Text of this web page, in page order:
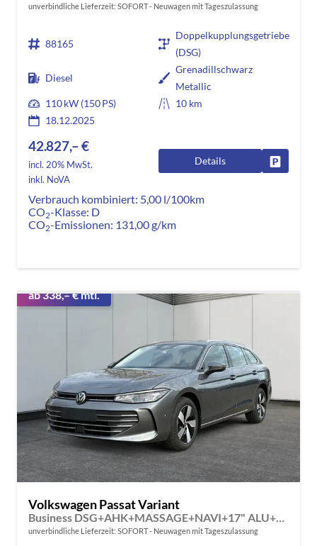
unverbindliche Lieferzeit: SOFORT Neuwagen mit Tageszulassung
88165
Doppelkupplungsgetriebe
(DSG)
Diesel
Grenadillschwarz
Metallic
110 kW (150 PS)
10 km
18.12.2025
42.827,– €
incl. 20% MwSt.
inkl. NoVA
Details
Verbrauch kombiniert: 5,00 l/100km
CO2-Klasse: D
CO2-Emissionen: 131,00 g/km
ab 338,– € mtl.
Volkswagen Passat Variant
Business DSG+AHK+MASSAGE+NAVI+17" ALU+ACC+KAMERA+LED
unverbindliche Lieferzeit: SOFORT Neuwagen mit Tageszulassung